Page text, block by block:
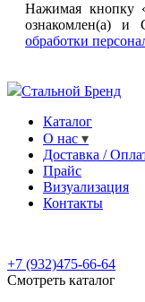
Нажимая кнопку
ознакомлен(а) и
обработки
Стальной Бренд
Каталог
О нас
Доставка /
Прайс
Визуализация
Контакты
+7 (932)475-66-64
Смотреть каталог